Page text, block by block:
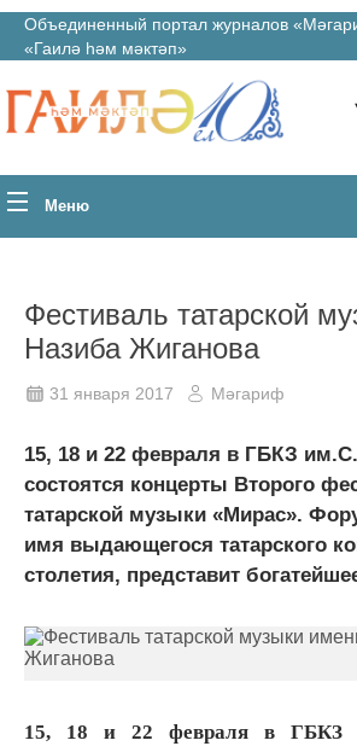
Объединенный портал журналов
«Гаилә һәм мәктәп»
Меню
Фестиваль татарской
Назиба Жиганова
31 января 2017 Мәгариф
15, 18 и 22 февраля в ГБКЗ
состоятся концерты Второго
татарской музыки «Мирас».
имя выдающегося татарского
столетия, представит
15, 18 и 22 февраля в ГБКЗ